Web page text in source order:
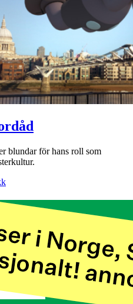
blundar för hans roll som